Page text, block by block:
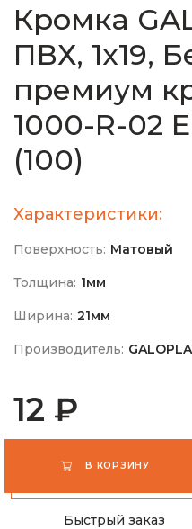
Кромка
ПВХ, 1х19,
премиум
1000-R-02
(100)
Характеристики:
Поверхность: Матовый
Толщина: 1мм
Ширина: 21мм
Производитель:
12 ₽
В КОРЗИНУ
Быстрый заказ